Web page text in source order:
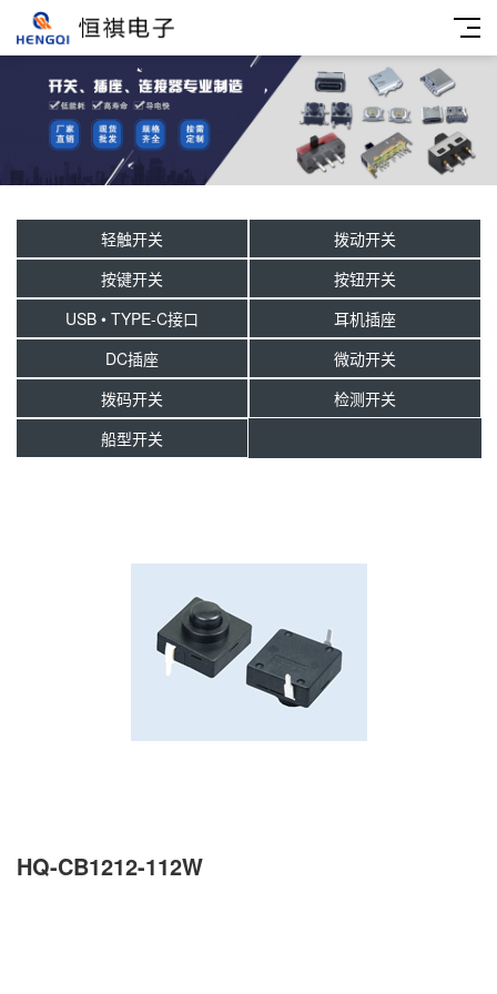
轻触开关
拨动开关
按键开关
按钮开关
USB • TYPE-C接口
耳机插座
DC插座
微动开关
拨码开关
检测开关
船型开关
HQ-CB1212-112W